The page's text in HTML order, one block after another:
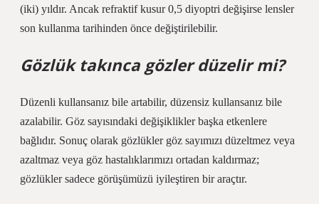
(iki) yıldır. Ancak refraktif kusur 0,5 diyoptri değişirse lensler
son kullanma tarihinden önce değiştirilebilir.
Gözlük takınca gözler düzelir mi?
Düzenli kullansanız bile artabilir, düzensiz kullansanız bile
azalabilir. Göz sayısındaki değişiklikler başka etkenlere
bağlıdır. Sonuç olarak gözlükler göz sayımızı düzeltmez veya
azaltmaz veya göz hastalıklarımızı ortadan kaldırmaz;
gözlükler sadece görüşümüzü iyileştiren bir araçtır.